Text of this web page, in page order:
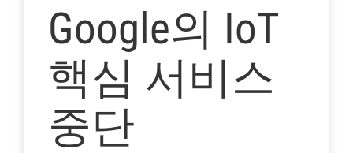
Google의 IoT
핵심 서비스
중단